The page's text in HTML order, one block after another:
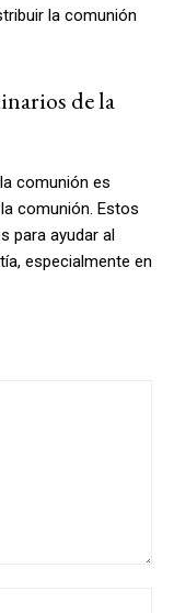
la comunión
de la
comunión es
comunión. Estos
para ayudar al
especialmente en